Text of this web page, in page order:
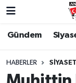
Gündem
HABERLER SIYASET
Gündem
Siyaset
Nöbetçi
Hava Durumu